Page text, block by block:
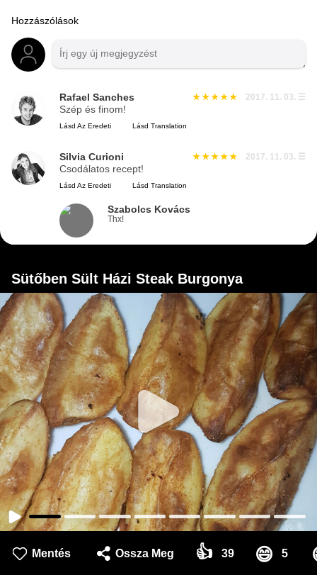
Hozzászólások
Rafael Sanches 2017. 11. 03. ☰
Szép és finom!
Lásd Az Eredeti Lásd Translation
Silvia Curioni 2017. 11. 03. ☰
Csodálatos recept!
Lásd Az Eredeti Lásd Translation
Szabolcs Kovács
Thx!
Sütőben Sült Házi Steak Burgonya
Mentés Ossza Meg 👍 39 😄 5